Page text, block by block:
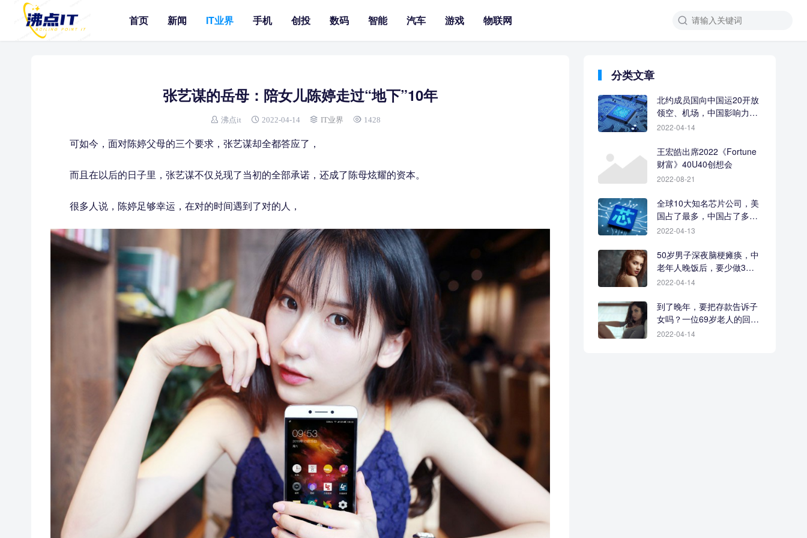
首页 新闻 IT业界 手机 创投 数码 智能 汽车 游戏 物联网
张艺谋的岳母：陪女儿陈婷走过“地下”10年
沸点it 2022-04-14 IT业界 1428
可如今，面对陈婷父母的三个要求，张艺谋却全都答应了，
而且在以后的日子里，张艺谋不仅兑现了当初的全部承诺，还成了陈母炫耀的资本。
很多人说，陈婷足够幸运，在对的时间遇到了对的人，
分类文章
北约成员国向中国运20开放
领空、机场，中国影响力让
人羡慕
2022-04-14
王宏皓出席2022《Fortune
财富》40U40创想会
2022-08-21
全球10大知名芯片公司，美
国占了最多，中国占了多
少？
2022-04-13
50岁男子深夜脑梗瘫痪，中
老年人晚饭后，要少做3件
事
2022-04-14
到了晚年，要把存款告诉子
女吗？一位69岁老人的回答
很现实
2022-04-14